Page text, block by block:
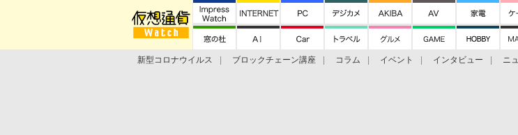
新型コロナウイルス ブロックチェーン講座 コラム イベント インタビュー ニ